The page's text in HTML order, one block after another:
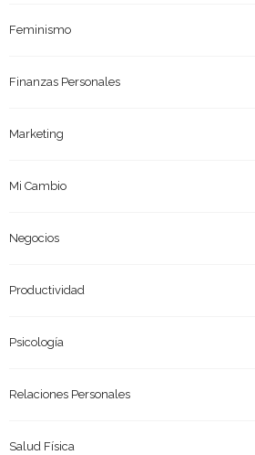
Feminismo
Finanzas Personales
Marketing
Mi Cambio
Negocios
Productividad
Psicología
Relaciones Personales
Salud Física